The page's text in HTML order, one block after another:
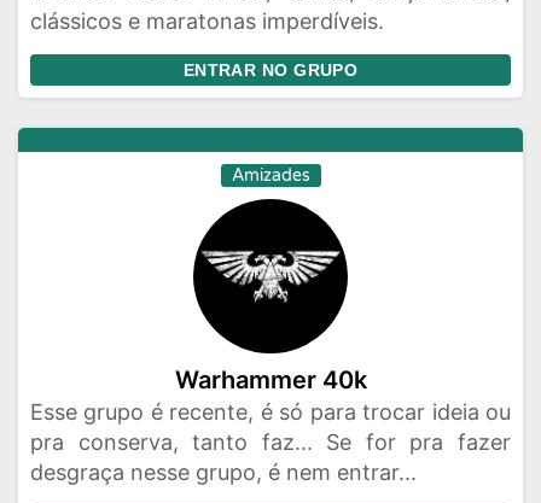
clássicos e maratonas imperdíveis.
ENTRAR NO GRUPO
Amizades
Warhammer 40k
Esse grupo é recente, é só para trocar ideia ou
pra conserva, tanto faz... Se for pra fazer
desgraça nesse grupo, é nem entrar...